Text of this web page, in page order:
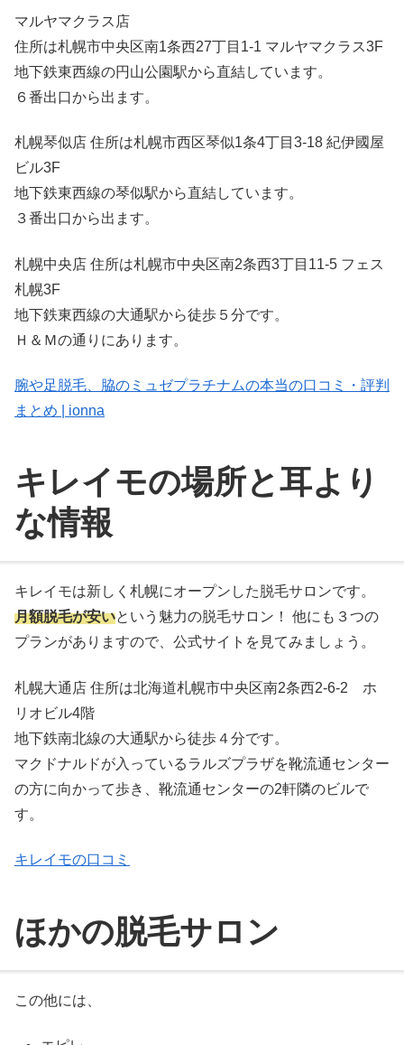
マルヤマクラス店
住所は札幌市中央区南1条西27丁目1-1 マルヤマクラス3F
地下鉄東西線の円山公園駅から直結しています。
６番出口から出ます。
札幌琴似店 住所は札幌市西区琴似1条4丁目3-18 紀伊國屋
ビル3F
地下鉄東西線の琴似駅から直結しています。
３番出口から出ます。
札幌中央店 住所は札幌市中央区南2条西3丁目11-5 フェス
札幌3F
地下鉄東西線の大通駅から徒歩５分です。
Ｈ＆Ｍの通りにあります。
腕や足脱毛、脇のミュゼプラチナムの本当の口コミ・評判
まとめ | ionna
キレイモの場所と耳より
な情報
キレイモは新しく札幌にオープンした脱毛サロンです。
月額脱毛が安いという魅力の脱毛サロン！ 他にも３つの
プランがありますので、公式サイトを見てみましょう。
札幌大通店 住所は北海道札幌市中央区南2条西2-6-2 ホ
リオビル4階
地下鉄南北線の大通駅から徒歩４分です。
マクドナルドが入っているラルズプラザを靴流通センター
の方に向かって歩き、靴流通センターの2軒隣のビルで
す。
キレイモの口コミ
ほかの脱毛サロン
この他には、